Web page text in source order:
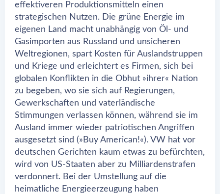
effektiveren Produktionsmitteln einen
strategischen Nutzen. Die grüne Energie im
eigenen Land macht unabhängig von Öl- und
Gasimporten aus Russland und unsicheren
Weltregionen, spart Kosten für Auslandstruppen
und Kriege und erleichtert es Firmen, sich bei
globalen Konflikten in die Obhut »ihrer« Nation
zu begeben, wo sie sich auf Regierungen,
Gewerkschaften und vaterländische
Stimmungen verlassen können, während sie im
Ausland immer wieder patriotischen Angriffen
ausgesetzt sind (»Buy American!«). VW hat vor
deutschen Gerichten kaum etwas zu befürchten,
wird von US-Staaten aber zu Milliardenstrafen
verdonnert. Bei der Umstellung auf die
heimatliche Energieerzeugung haben